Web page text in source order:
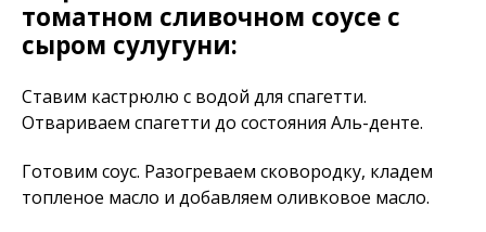
томатном сливочном соусе с
сыром сулугуни:
Ставим кастрюлю с водой для спагетти.
Отвариваем спагетти до состояния Аль-денте.
Готовим соус. Разогреваем сковородку, кладем
топленое масло и добавляем оливковое масло.